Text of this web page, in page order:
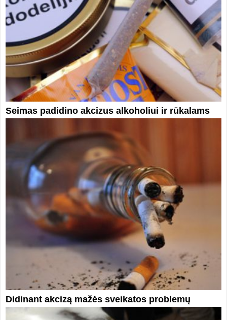
Seimas padidino akcizus alkoholiui ir rūkalams
Didinant akcizą mažės sveikatos problemų